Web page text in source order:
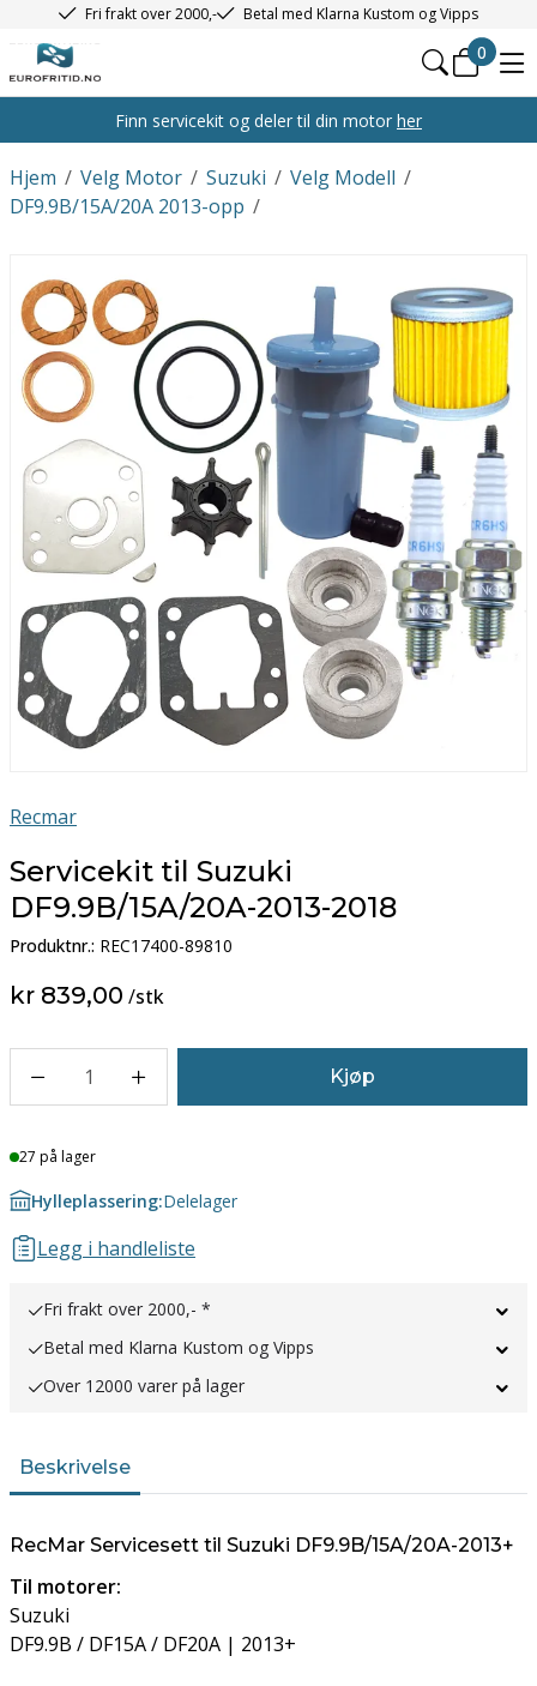
Fri frakt over 2000,- Betal med Klarna Kustom og Vipps
0
Finn servicekit og deler til din motor her
/
Hjem /
Velg Motor /
Suzuki /
Velg Modell
/
DF9.9B/15A/20A 2013-opp
Recmar
Servicekit til Suzuki
DF9.9B/15A/20A-2013-2018
Produktnr.: REC17400-89810
kr 839,00 /stk
1 Kjøp
Lager
27 på lager
Hylleplassering:Delelager
Legg i handleliste
Fri frakt over 2000,- *
Betal med Klarna Kustom og Vipps
Over 12000 varer på lager
Beskrivelse
RecMar Servicesett til Suzuki DF9.9B/15A/20A-2013+
Til motorer:
Suzuki
DF9.9B / DF15A / DF20A | 2013+